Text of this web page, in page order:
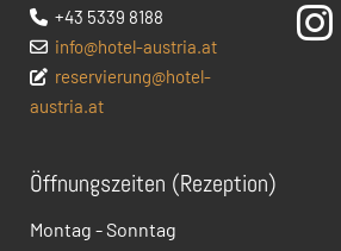
 +43 5339 8188
 info@hotel-austria.at
 reservierung@hotel-
austria.at

Öffnungszeiten (Rezeption)
Montag - Sonntag